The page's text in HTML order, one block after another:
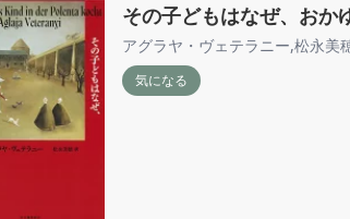
その子どもはなぜ、おか
アグラヤ・ヴェテラニー,松永美
気になる